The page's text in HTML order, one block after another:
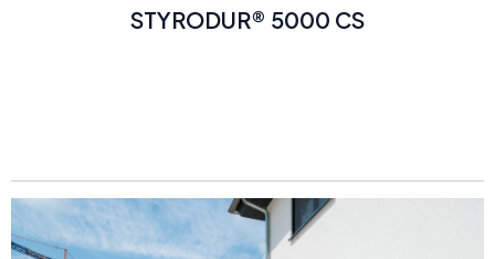
STYRODUR® 5000 CS